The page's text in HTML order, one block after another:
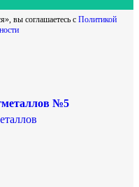
вы соглашаетесь с Политикой
№5